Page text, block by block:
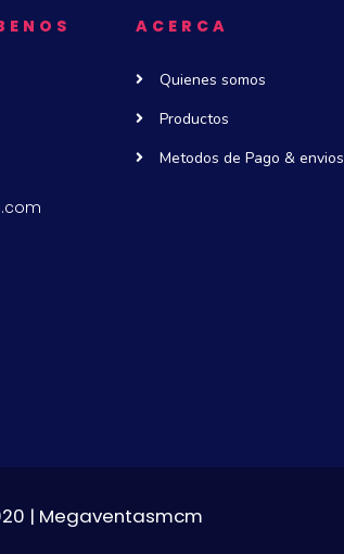
ACERCA
Quienes somos
Productos
Metodos de Pago & envios
| Megaventasmcm